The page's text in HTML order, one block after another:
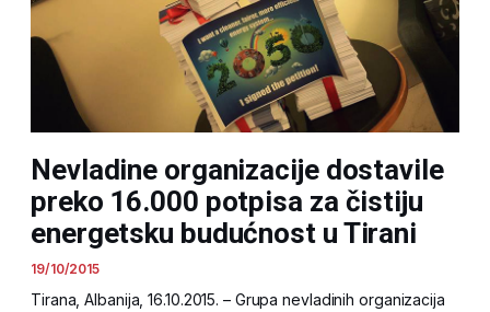
Nevladine organizacije dostavile
preko 16.000 potpisa za čistiju
energetsku budućnost u Tirani
19/10/2015
Tirana, Albanija, 16.10.2015. – Grupa nevladinih organizacija